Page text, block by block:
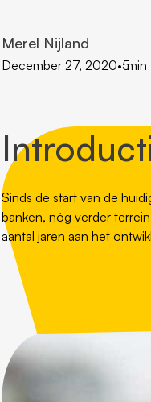
Merel Nijland
December 27, 2020•5min
Sinds de start van de
banken, nóg verder
aantal jaren aan het